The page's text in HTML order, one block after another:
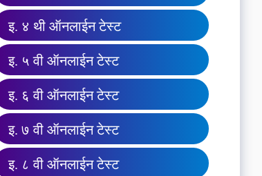
इ. ४ थी ऑनलाईन टेस्ट
इ. ५ वी ऑनलाईन टेस्ट
इ. ६ वी ऑनलाईन टेस्ट
इ. ७ वी ऑनलाईन टेस्ट
इ. ८ वी ऑनलाईन टेस्ट